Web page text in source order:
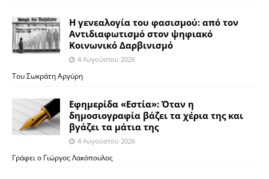
Η γενεαλογία του φασισμού: από τον
Αντιδιαφωτισμό στον ψηφιακό
Κοινωνικό Δαρβινισμό
4 Αυγούστου 2026
Του Σωκράτη Αργύρη
Εφημερίδα «Εστία»: Όταν η
δημοσιογραφία βάζει τα χέρια της και
βγάζει τα μάτια της
4 Αυγούστου 2026
Γράφει ο Γιώργος Λακόπουλος